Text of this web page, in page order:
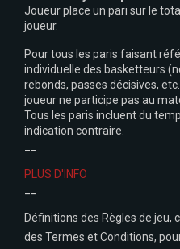
Joueur place un pari sur le
joueur.
Pour tous les paris faisant
individuelle des basketteurs
rebonds, passes décisives,
joueur ne participe pas au
Tous les paris incluent du
indication contraire.
PLUS D'INFO
Définitions des Règles de
des Termes et Conditions,